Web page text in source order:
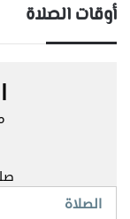
أوقات الصلاة